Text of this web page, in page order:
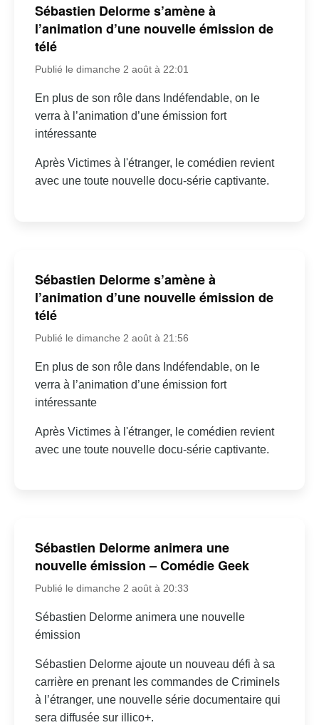
Sébastien Delorme s’amène à
l’animation d’une nouvelle émission de
télé
Publié le dimanche 2 août à 22:01
En plus de son rôle dans Indéfendable, on le
verra à l’animation d’une émission fort
intéressante
Après Victimes à l'étranger, le comédien revient
avec une toute nouvelle docu-série captivante.
Sébastien Delorme s’amène à
l’animation d’une nouvelle émission de
télé
Publié le dimanche 2 août à 21:56
En plus de son rôle dans Indéfendable, on le
verra à l’animation d’une émission fort
intéressante
Après Victimes à l'étranger, le comédien revient
avec une toute nouvelle docu-série captivante.
Sébastien Delorme animera une
nouvelle émission – Comédie Geek
Publié le dimanche 2 août à 20:33
Sébastien Delorme animera une nouvelle
émission
Sébastien Delorme ajoute un nouveau défi à sa
carrière en prenant les commandes de Criminels
à l’étranger, une nouvelle série documentaire qui
sera diffusée sur illico+.